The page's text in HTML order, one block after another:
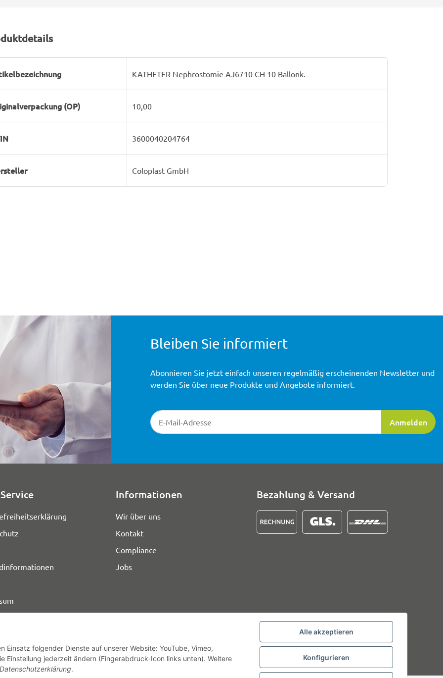
Alle akzeptieren
Konfigurieren
Einsatz folgender Dienste auf unserer Website: YouTube, Vimeo,
Einstellung jederzeit ändern (Fingerabdruck-Icon links unten). Weitere
Datenschutzerklärung.
KATHETER Nephrostomie AJ6710 CH 10 Ballonk.
(OP) 10,00
3600040204764
Coloplast GmbH
Bleiben Sie informiert
Newsletter-Registrierung
Anmelden
Abonnieren Sie jetzt einfach unseren regelmäßig erscheinenden Newsletter und
werden Sie über neue Produkte und Angebote informiert.
Informationen
Wir über uns
Kontakt
Compliance
Jobs
Bezahlung & Versand